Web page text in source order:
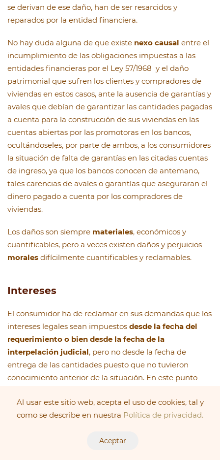
Al usar este sitio web, acepta el uso de cookies, tal y
como se describe en nuestra Política de privacidad.
Aceptar
se derivan de ese daño, han de ser resarcidos y
reparados por la entidad financiera.
No hay duda alguna de que existe nexo causal entre el
incumplimiento de las obligaciones impuestas a las
entidades financieras por el Ley 57/1968 y el daño
patrimonial que sufren los clientes y compradores de
viviendas en estos casos, ante la ausencia de garantías y
avales que debían de garantizar las cantidades pagadas
a cuenta para la construcción de sus viviendas en las
cuentas abiertas por las promotoras en los bancos,
ocultándoseles, por parte de ambos, a los consumidores
la situación de falta de garantías en las citadas cuentas
de ingreso, ya que los bancos conocen de antemano,
tales carencias de avales o garantías que aseguraran el
dinero pagado a cuenta por los compradores de
viviendas.
Los daños son siempre materiales, económicos y
cuantificables, pero a veces existen daños y perjuicios
morales difícilmente cuantificables y reclamables.
Intereses
El consumidor ha de reclamar en sus demandas que los
intereses legales sean impuestos desde la fecha del
requerimiento o bien desde la fecha de la
interpelación judicial, pero no desde la fecha de
entrega de las cantidades puesto que no tuvieron
conocimiento anterior de la situación. En este punto
disposición Adicional Primera de la Ley 38/1999, de 5 de
noviembre, de Ordenación de la Edificación, según el
más los intereses legales” del dinero vigentes hasta el